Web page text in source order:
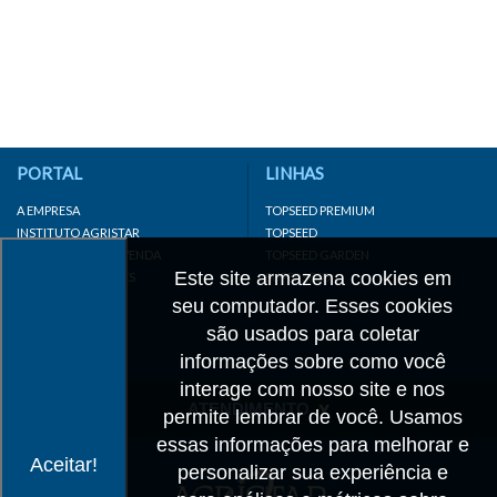
Aceitar!
Este site armazena cookies em
seu computador. Esses cookies
são usados para coletar
informações sobre como você
interage com nosso site e nos
permite lembrar de você. Usamos
essas informações para melhorar e
personalizar sua experiência e
PORTAL
A EMPRESA
INSTITUTO AGRISTAR
DISTRIBUIDOR/REVENDA
LINKS IMPORTANTES
LINHAS
TOPSEED PREMIUM
TOPSEED
TOPSEED GARDEN
SUPERSEED
ATENDIMENTO